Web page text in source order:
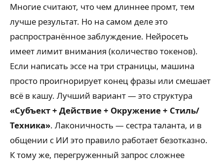
Многие считают, что чем длиннее промт, тем
лучше результат. Но на самом деле это
распространённое заблуждение. Нейросеть
имеет лимит внимания (количество токенов).
Если написать эссе на три страницы, машина
просто проигнорирует конец фразы или смешает
всё в кашу. Лучший вариант — это структура
«Субъект + Действие + Окружение + Стиль/
Техника». Лаконичность — сестра таланта, и в
общении с ИИ это правило работает безотказно.
К тому же, перегруженный запрос сложнее